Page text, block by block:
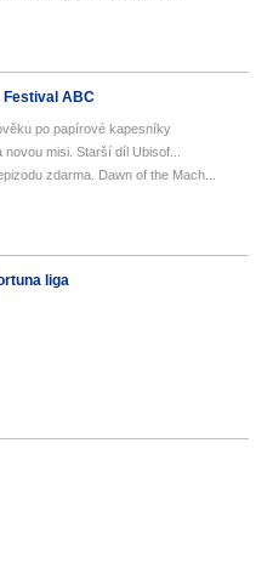
Festival ABC
po papírové kapesníky
misi. Starší díl Ubisof...
zdarma. Dawn of the Mach...
liga